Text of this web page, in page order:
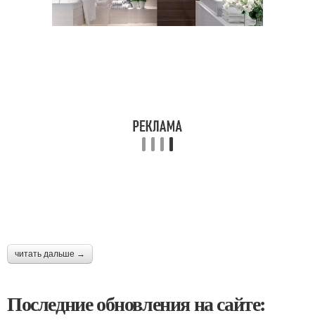
читать дальше →
Последние обновления на сайте: